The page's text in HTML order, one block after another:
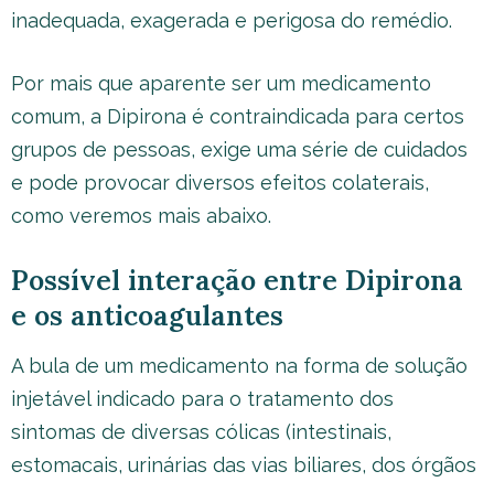
inadequada, exagerada e perigosa do remédio.
Por mais que aparente ser um medicamento
comum, a Dipirona é contraindicada para certos
grupos de pessoas, exige uma série de cuidados
e pode provocar diversos efeitos colaterais,
como veremos mais abaixo.
Possível interação entre Dipirona
e os anticoagulantes
A bula de um medicamento na forma de solução
injetável indicado para o tratamento dos
sintomas de diversas cólicas (intestinais,
estomacais, urinárias das vias biliares, dos órgãos